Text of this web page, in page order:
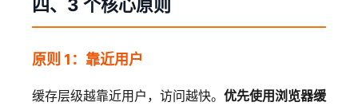
四、3 个核心原则
原则 1：靠近用户
缓存层级越靠近用户，访问越快。 优先使用浏览器缓